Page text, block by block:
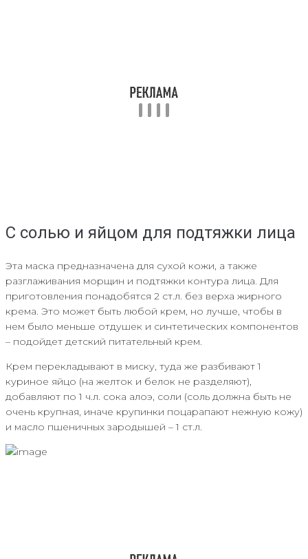
С солью и яйцом для подтяжки лица
Эта маска предназначена для сухой кожи, а также
разглаживания морщин и подтяжки контура лица. Для
приготовления понадобятся 2 ст.л. без верха жирного
крема. Это может быть любой крем, но лучше, чтобы в
нем было меньше отдушек и синтетических компонентов
– подойдет детский питательный крем.
Крем перекладывают в миску, туда же разбивают 1
куриное яйцо (на желток и белок не разделяют),
добавляют по 1 ч.л. сока алоэ, соли (соль должна быть не
очень крупная, иначе крупинки поцарапают нежную кожу)
и масло пшеничных зародышей – 1 ст.л.